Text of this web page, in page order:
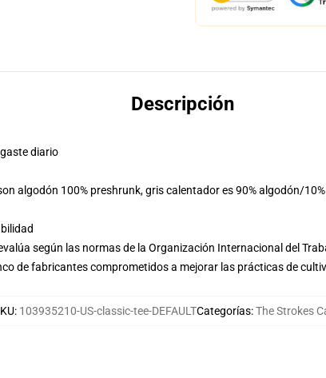
Descripción
diario
algodón 100% preshrunk, gris calentador es 90% algodón/
según las normas de la Organización Internacional del
de fabricantes comprometidos a mejorar las prácticas de
: 103935210-US-classic-tee-DEFAULTCategorías:The Strokes